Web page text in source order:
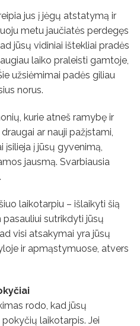
jus į jėgų atstatymą ir
metu jaučiatės perdegęs
jūsų vidiniai ištekliai pradės
laiko praleisti gamtoje,
užsiėmimai padės giliau
norus.
kurie atneš ramybę ir
ar nauji pažįstami,
įsilieja į jūsų gyvenimą,
jausmą. Svarbiausia
laikotarpiu – išlaikyti šią
pasauliui sutrikdyti jūsų
visi atsakymai yra jūsų
ir apmąstymuose, atvers
rodo, kad jūsų
laikotarpis. Jei